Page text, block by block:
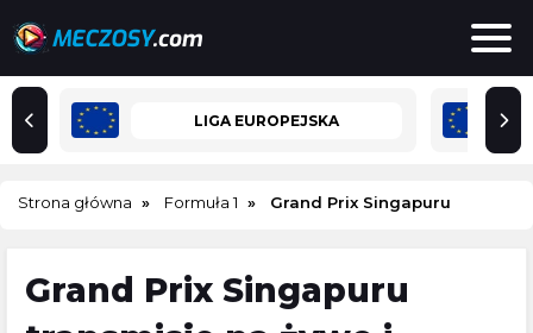
LIGA EUROPEJSKA
Strona główna Formuła 1 Grand Prix Singapuru
Grand Prix Singapuru